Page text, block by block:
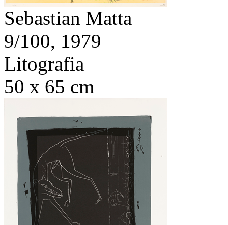
Sebastian Matta
9/100, 1979
Litografia
50 x 65 cm